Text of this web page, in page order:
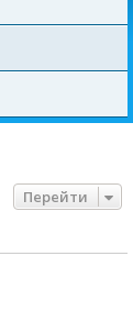
Перейти